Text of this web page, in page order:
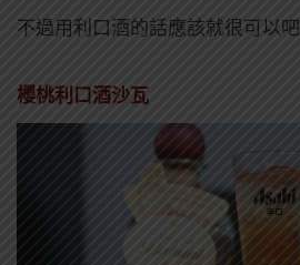
不過用利口酒的話應該就很可以吧
櫻桃利口酒沙瓦